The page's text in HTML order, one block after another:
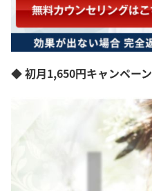
◆ 初月1,650円キャンペーン